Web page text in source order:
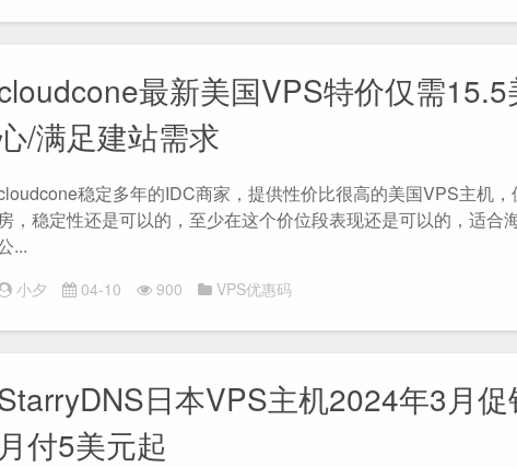
最新美国VPS特价仅需
/满足建站需求
稳定多年的IDC商家，提供性价比很高的美国VPS主机
房，稳定性还是可以的，至少在这个价位段表现还是可以的，适合
...
小夕 04-10 900 VPS优惠码
日本VPS主机2024年3月
月付5美元起